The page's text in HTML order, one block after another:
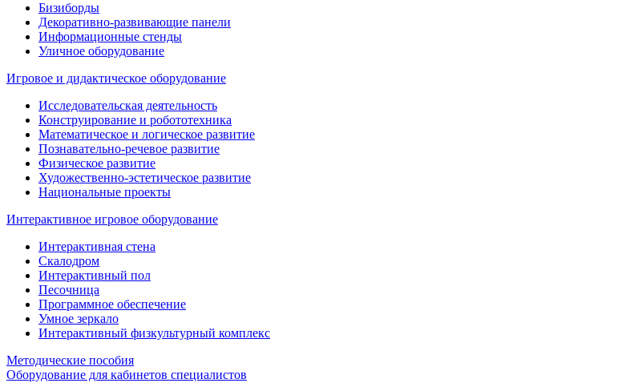
Бизиборды
Декоративно-развивающие панели
Информационные стенды
Уличное оборудование
Игровое и дидактическое оборудование
Исследовательская деятельность
Конструирование и робототехника
Математическое и логическое развитие
Познавательно-речевое развитие
Физическое развитие
Художественно-эстетическое развитие
Национальные проекты
Интерактивное игровое оборудование
Интерактивная стена
Скалодром
Интерактивный пол
Песочница
Программное обеспечение
Умное зеркало
Интерактивный физкультурный комплекс
Методические пособия
Оборудование для кабинетов специалистов